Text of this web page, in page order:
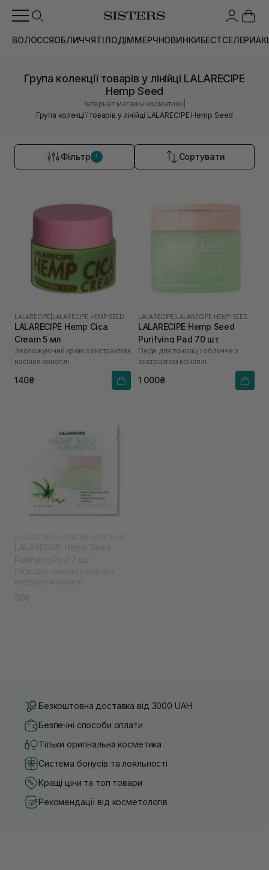
ВОЛОССЯОБЛИЧЧЯТІЛОДІММЕРЧНОВИНКИБЕСТСЕЛЕРИ
Група колекції товарів у лінійці LALARECIPE
Hemp Seed
Інтернет магазин косметики
Група колекції товарів у лінійці LALARECIPE Hemp Seed
Фільтр 1 Сортувати
LALARECIPE LALARECIPE HEMP SEED
LALARECIPE Hemp Cica
Cream 5 мл
Зволожуючий крем з екстрактом
насіння коноплі
140₴
LALARECIPE LALARECIPE HEMP SEED
LALARECIPE Hemp Seed
Purifying Pad 70 шт
Педи для тонізації обличчя з
екстрактом коноплі
1 000₴
Безкоштовна доставка від 3000 UAH
Безпечні способи оплати
Тільки оригінальна косметика
Система бонусів та лояльності
Кращі ціни та топ товари
Рекомендації від косметологів